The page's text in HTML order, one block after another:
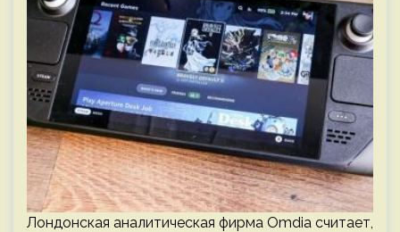
Лондонская аналитическая фирма Omdia считает,